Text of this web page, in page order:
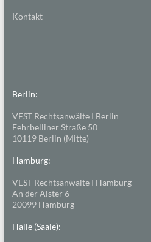
Kontakt
Berlin:
VEST Rechtsanwälte I Berlin
Fehrbelliner Straße 50
10119 Berlin (Mitte)
Hamburg:
VEST Rechtsanwälte I Hamburg
An der Alster 6
20099 Hamburg
Halle (Saale):